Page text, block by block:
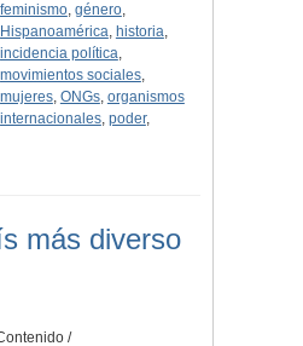
feminismo, género,
Hispanoamérica, historia,
incidencia política,
movimientos sociales,
mujeres, ONGs, organismos
internacionales, poder,
más diverso
/